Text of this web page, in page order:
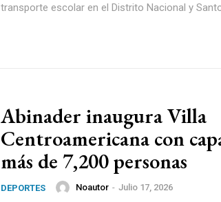
transporte escolar en el Distrito Nacional y
Abinader inaugura Villa
Centroamericana con
más de 7,200 personas
DEPORTES Noautor - Julio 17, 2026